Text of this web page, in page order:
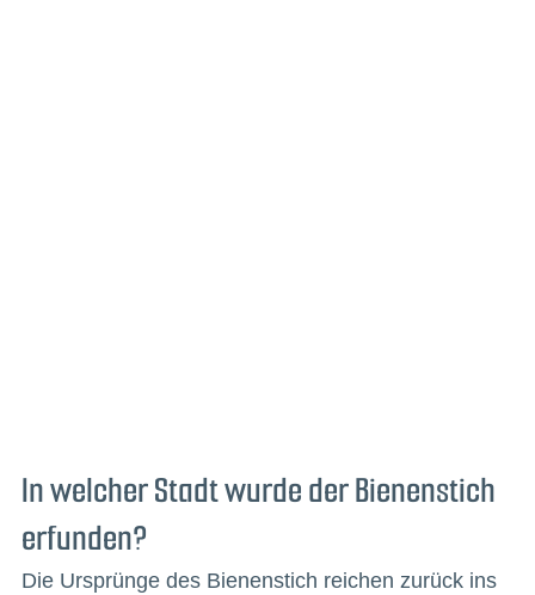
In welcher Stadt wurde der Bienenstich
erfunden?
Die Ursprünge des Bienenstich reichen zurück ins